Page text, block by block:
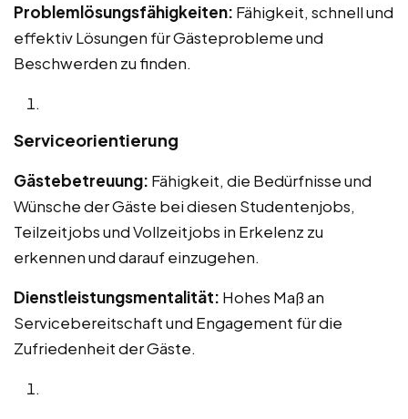
Problemlösungsfähigkeiten: Fähigkeit, schnell und
effektiv Lösungen für Gästeprobleme und
Beschwerden zu finden.
Serviceorientierung
Gästebetreuung: Fähigkeit, die Bedürfnisse und
Wünsche der Gäste bei diesen Studentenjobs,
Teilzeitjobs und Vollzeitjobs in Erkelenz zu
erkennen und darauf einzugehen.
Dienstleistungsmentalität: Hohes Maß an
Servicebereitschaft und Engagement für die
Zufriedenheit der Gäste.